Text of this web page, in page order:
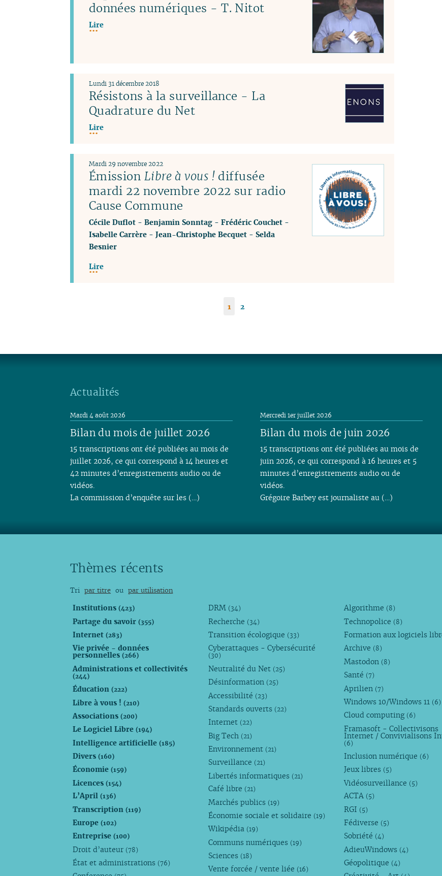
données numériques - T. Nitot
Lire
Résistons à la surveillance - La
Quadrature du Net
Lundi 31 décembre 2018
Lire
Émission Libre à vous !diffusée
mardi 22 novembre 2022 sur radio
Cause Commune
Mardi 29 novembre 2022
Cécile Duflot- Benjamin Sonntag- Frédéric Couchet-
Isabelle Carrère- Jean-Christophe Becquet- Selda
Besnier
Lire
1 2
Actualités
Bilan du mois de juillet 2026
Mardi 4 août 2026
15 transcriptions ont été publiées au mois de
juillet 2026, ce qui correspond à 14 heures et
42 minutes d’enregistrements audio ou de
vidéos.
La commission d’enquête sur les (…)
Bilan du mois de juin 2026
Mercredi 1er juillet 2026
15 transcriptions ont été publiées au mois de
juin 2026, ce qui correspond à 16 heures et 5
minutes d’enregistrements audio ou de
vidéos.
Grégoire Barbey est journaliste au (…)
Thèmes récents
Tri par titre ou par utilisation
Institutions(423)
Partage du savoir(355)
Internet(283)
Vie privée - données
personnelles(266)
Administrations et collectivités
(244)
Éducation(222)
Libre à vous !(210)
Associations(200)
Le Logiciel Libre(194)
Intelligence artificielle(185)
Divers(160)
Économie(159)
Licences(154)
L’April(136)
Transcription(119)
Europe(102)
Entreprise(100)
Droit d’auteur (78)
État et administrations (76)
DRM (34)
Recherche (34)
Transition écologique (33)
Cyberattaques - Cybersécurité
(30)
Neutralité du Net (25)
Désinformation (25)
Accessibilité (23)
Standards ouverts (22)
Internet (22)
Big Tech (21)
Environnement (21)
Surveillance (21)
Libertés informatiques (21)
Café libre (21)
Marchés publics (19)
Économie sociale et solidaire (19)
Wikipédia (19)
Communs numériques (19)
Sciences (18)
Vente forcée / vente liée (16)
Algorithme (8)
Technopolice (8)
Formation aux logiciels
Archive (8)
Mastodon (8)
Santé (7)
Aprilien (7)
Windows 10/Windows 11 (6)
Cloud computing (6)
Framasoft - Collectivisons
Internet / Convivialisons
(6)
Inclusion numérique (6)
Jeux libres (5)
Vidéosurveillance (5)
ACTA (5)
RGI (5)
Fédiverse (5)
Sobriété (4)
AdieuWindows (4)
Géopolitique (4)